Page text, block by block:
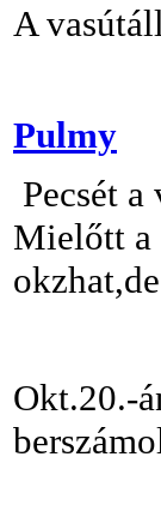
A
Pulmy
Pecsét
Mielőtt a
Okt.20.-